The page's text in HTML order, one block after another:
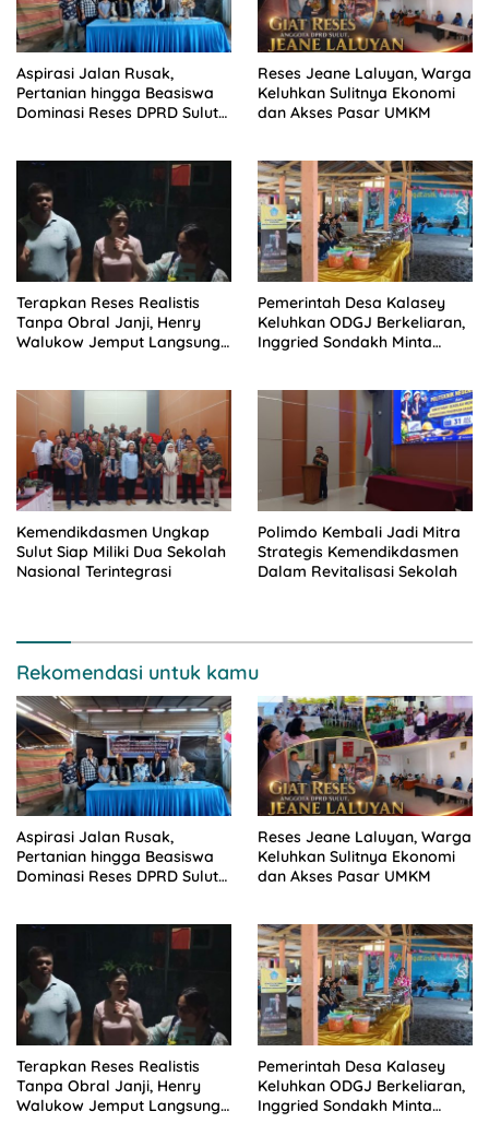
Aspirasi Jalan Rusak,
Pertanian hingga Beasiswa
Dominasi Reses DPRD Sulut
Reses Jeane Laluyan, Warga
Keluhkan Sulitnya Ekonomi
dan Akses Pasar UMKM
Terapkan Reses Realistis
Tanpa Obral Janji, Henry
Walukow Jemput Langsung
Pemerintah Desa Kalasey
Keluhkan ODGJ Berkeliaran,
Inggried Sondakh Minta
Kemendikdasmen Ungkap
Sulut Siap Miliki Dua Sekolah
Nasional Terintegrasi
Polimdo Kembali Jadi Mitra
Strategis Kemendikdasmen
Dalam Revitalisasi Sekolah
Rekomendasi untuk kamu
Aspirasi Jalan Rusak,
Pertanian hingga Beasiswa
Dominasi Reses DPRD Sulut
Reses Jeane Laluyan, Warga
Keluhkan Sulitnya Ekonomi
dan Akses Pasar UMKM
Terapkan Reses Realistis
Tanpa Obral Janji, Henry
Walukow Jemput Langsung
Pemerintah Desa Kalasey
Keluhkan ODGJ Berkeliaran,
Inggried Sondakh Minta